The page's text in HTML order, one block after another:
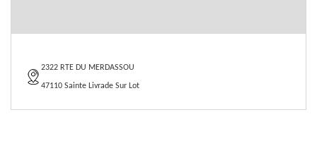
2322 RTE DU MERDASSOU
47110 Sainte Livrade Sur Lot